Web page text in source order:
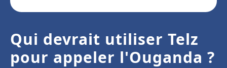
Qui devrait utiliser Telz
pour appeler l'Ouganda ?